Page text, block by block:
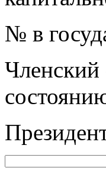
№ в
Членский